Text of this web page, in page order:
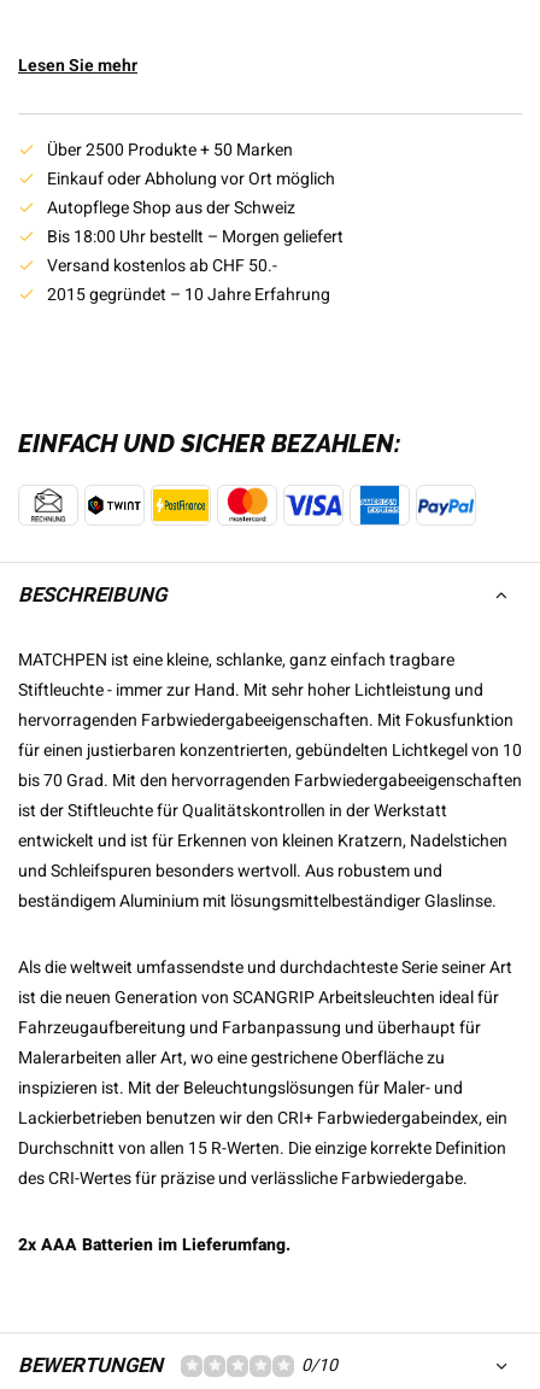
Lesen Sie mehr
Über 2500 Produkte + 50 Marken
Einkauf oder Abholung vor Ort möglich
Autopflege Shop aus der Schweiz
Bis 18:00 Uhr bestellt – Morgen geliefert
Versand kostenlos ab CHF 50.-
2015 gegründet – 10 Jahre Erfahrung
EINFACH UND SICHER BEZAHLEN:
BESCHREIBUNG
MATCHPEN ist eine kleine, schlanke, ganz einfach tragbare
Stiftleuchte - immer zur Hand. Mit sehr hoher Lichtleistung und
hervorragenden Farbwiedergabeeigenschaften. Mit Fokusfunktion
für einen justierbaren konzentrierten, gebündelten Lichtkegel von 10
bis 70 Grad. Mit den hervorragenden Farbwiedergabeeigenschaften
ist der Stiftleuchte für Qualitätskontrollen in der Werkstatt
entwickelt und ist für Erkennen von kleinen Kratzern, Nadelstichen
und Schleifspuren besonders wertvoll. Aus robustem und
beständigem Aluminium mit lösungsmittelbeständiger Glaslinse.
Als die weltweit umfassendste und durchdachteste Serie seiner Art
ist die neuen Generation von SCANGRIP Arbeitsleuchten ideal für
Fahrzeugaufbereitung und Farbanpassung und überhaupt für
Malerarbeiten aller Art, wo eine gestrichene Oberfläche zu
inspizieren ist. Mit der Beleuchtungslösungen für Maler- und
Lackierbetrieben benutzen wir den CRI+ Farbwiedergabeindex, ein
Durchschnitt von allen 15 R-Werten. Die einzige korrekte Definition
des CRI-Wertes für präzise und verlässliche Farbwiedergabe.
2x AAA Batterien im Lieferumfang.
BEWERTUNGEN 0/10